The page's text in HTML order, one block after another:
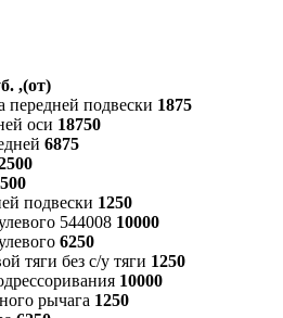
,(от)
передней подвески 1875
оси 18750
6875
подвески 1250
544008 10000
6250
тяги без с/у тяги 1250
10000
рычага 1250